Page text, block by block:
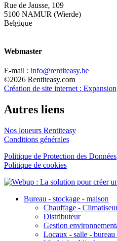
Rue de Jausse, 109
5100 NAMUR (Wierde)
Belgique
Webmaster
E-mail : info@rentiteasy.be
©2026 Rentiteasy.com
Création de site internet : Expansion
Autres liens
Nos loueurs Rentiteasy
Conditions générales
Politique de Protection des Données
Politique de cookies
Bureau - stockage - maison
Chauffage -
Distributeur
Gestion
Locaux - salle - bureau